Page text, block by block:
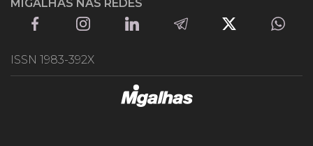
MIGALHAS NAS REDES
ISSN 1983-392X